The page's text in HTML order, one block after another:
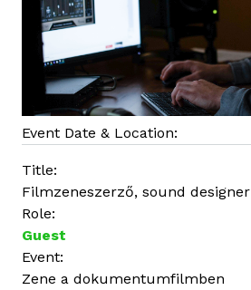
Event Date & Location:
Title:
Filmzeneszerző, sound designer
Role:
Guest
Event:
Zene a dokumentumfilmben